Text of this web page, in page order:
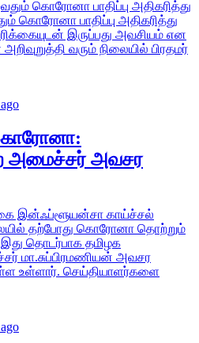
கொரோனா பாதிப்பு அதிகரித்து
கொரோனா பாதிப்பு அதிகரித்து
இருப்பது அவசியம் என
வரும் நிலையில் பிரதமர்
அமைச்சர் அவசர
இன்ஃப்ளூயன்சா காய்ச்சல்
தற்போது கொரோனா தொற்றும்
இது தொடர்பாக தமிழக
மா.சுப்பிரமணியன் அவசர
செய்தியாளர்களை